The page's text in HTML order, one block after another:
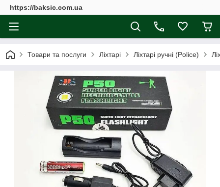
https://baksic.com.ua
Товари та послуги Ліхтарі Ліхтарі ручні (Police)